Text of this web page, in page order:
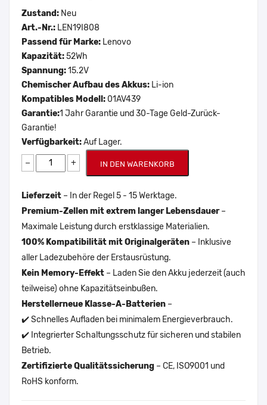
Zustand: Neu
Art.-Nr.: LEN19I808
Passend für Marke: Lenovo
Kapazität:52Wh
Spannung:15.2V
Chemischer Aufbau des Akkus: Li-ion
Kompatibles Modell:01AV439
Garantie:1 Jahr Garantie und 30-Tage Geld-Zurück-
Garantie!
Verfügbarkeit:Auf Lager.
− + IN DEN WARENKORB
Lieferzeit – In der Regel 5 - 15 Werktage.
Premium-Zellen mit extrem langer Lebensdauer–
Maximale Leistung durch erstklassige Materialien.
100% Kompatibilität mit Originalgeräten – Inklusive
aller Ladezubehöre der Erstausrüstung.
Kein Memory-Effekt – Laden Sie den Akku jederzeit (auch
teilweise) ohne Kapazitätseinbußen.
Herstellerneue Klasse-A-Batterien –
✔️ Schnelles Aufladen bei minimalem Energieverbrauch.
✔️ Integrierter Schaltungsschutz für sicheren und stabilen
Betrieb.
Zertifizierte Qualitätssicherung – CE, ISO9001 und
RoHS konform.